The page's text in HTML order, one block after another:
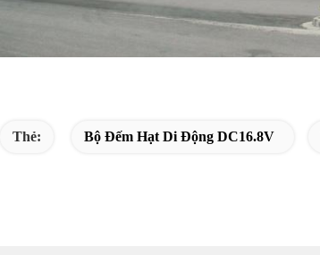
Thẻ: Bộ Đếm Hạt Di Động DC16.8V